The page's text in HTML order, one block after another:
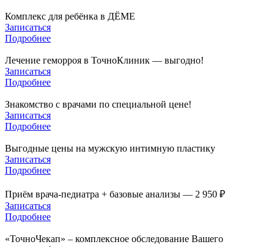
Комплекс для ребёнка в ДЁМЕ
Записаться
Подробнее
Лечение геморроя в ТочноКлиник — выгодно!
Записаться
Подробнее
Знакомство с врачами по специальной цене!
Записаться
Подробнее
Выгодные цены на мужскую интимную пластику
Записаться
Подробнее
Приём врача-педиатра + базовые анализы — 2 950 ₽
Записаться
Подробнее
«ТочноЧекап» – комплексное обследование Вашего